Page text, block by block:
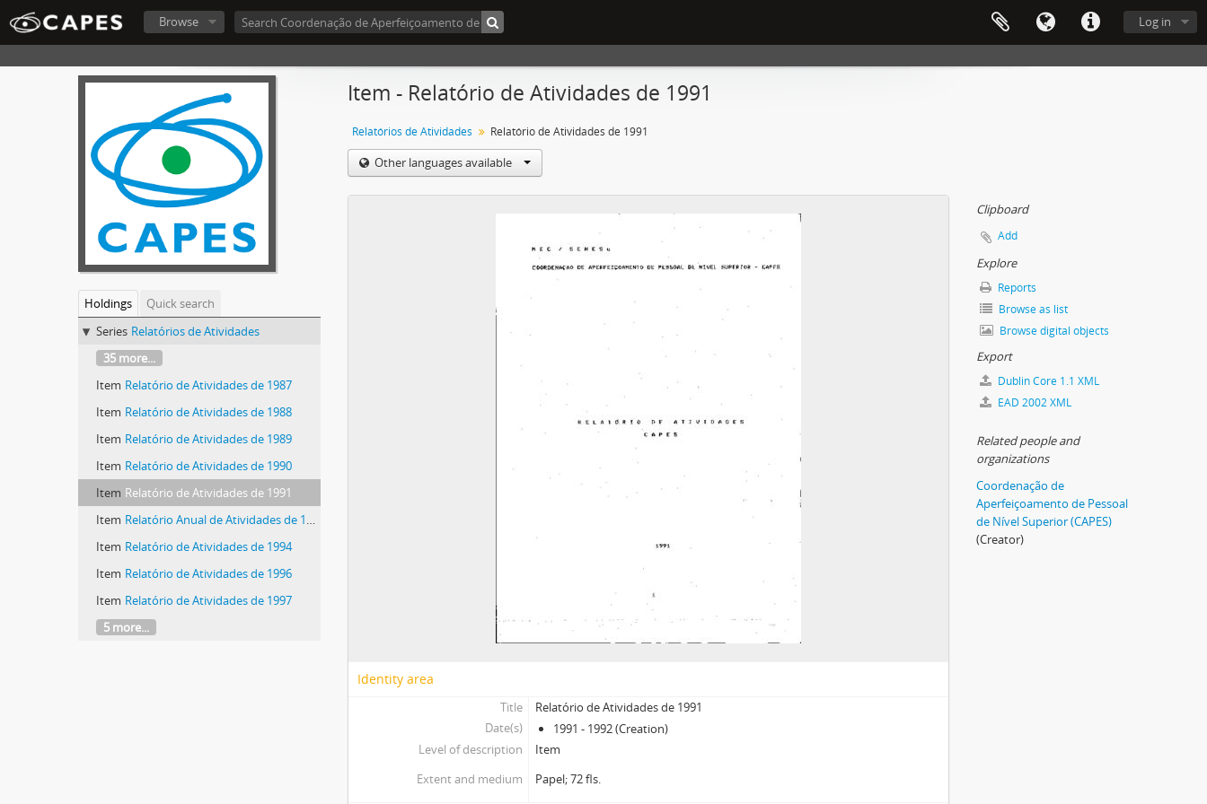
Log in
Browse
Holdings
Quick search
Series Relatórios de Atividades
35 more...
Item Relatório de Atividades de 1987
Item Relatório de Atividades de 1988
Item Relatório de Atividades de 1989
Item Relatório de Atividades de 1990
Item Relatório de Atividades de 1991
Item Relatório Anual de Atividades de 1992
Item Relatório de Atividades de 1994
Item Relatório de Atividades de 1996
Item Relatório de Atividades de 1997
5 more...
Item - Relatório de Atividades de 1991
Relatórios de Atividades Relatório de Atividades de 1991
Other languages available
Identity area
Title
Relatório de Atividades de 1991
Date(s)
1991 - 1992 (Creation)
Level of description
Item
Extent and medium
Papel; 72 fls.
Clipboard
Add
Explore
Reports
Browse as list
Browse digital objects
Export
Dublin Core 1.1 XML
EAD 2002 XML
Related people and
organizations
Coordenação de
Aperfeiçoamento de Pessoal
de Nível Superior (CAPES)
(Creator)